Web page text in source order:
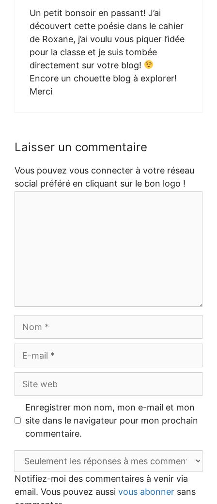
Un petit bonsoir en passant! J’ai
découvert cette poésie dans le cahier
de Roxane, j’ai voulu vous piquer l’idée
pour la classe et je suis tombée
directement sur votre blog!
Encore un chouette blog à explorer!
Merci
Laisser un commentaire
Vous pouvez vous connecter à votre réseau
social préféré en cliquant sur le bon logo !
Site
web
Enregistrer mon nom, mon e-mail et mon
site dans le navigateur pour mon prochain
commentaire.
Notifiez-moi des commentaires à venir via
email. Vous pouvez aussi vous abonner sans